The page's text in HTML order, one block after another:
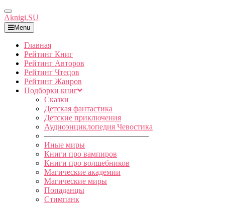
Toggle
Navigation
Aknigi.SU
Menu
Главная
Рейтинг Книг
Рейтинг Авторов
Рейтинг Чтецов
Рейтинг Жанров
Подборки книг
Сказки
Детская фантастика
Детские приключения
Аудиоэнциклопедия Чевостика
—————————————
Иные миры
Книги про вампиров
Книги про волшебников
Магические академии
Магические миры
Попаданцы
Стимпанк